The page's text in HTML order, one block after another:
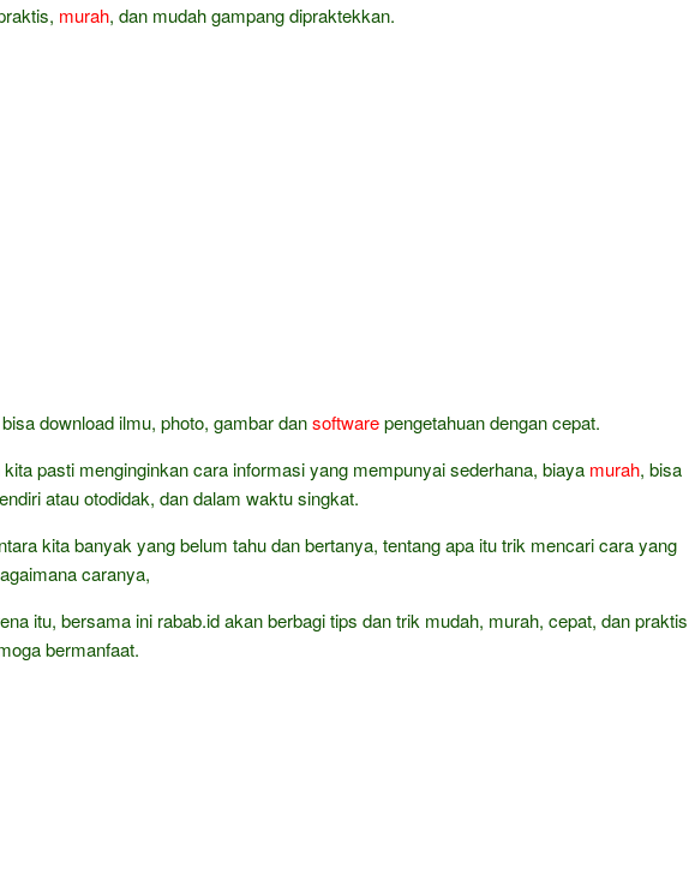
murah, dan mudah gampang dipraktekkan.
download ilmu, photo, gambar dansoftwarepengetahuan dengan cepat.
kita pasti menginginkan cara informasi yang mempunyai sederhana, biaya murah, bisa
atau otodidak, dan dalam waktu singkat.
kita banyak yang belum tahu dan bertanya, tentang apa itu trik mencari cara yang
caranya,
itu, bersama ini rabab.id akan berbagi tips dan trik mudah, murah, cepat, dan praktis
bermanfaat.